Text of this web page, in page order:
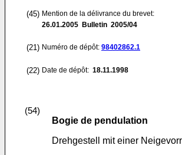
(45) Mention de la délivrance du brevet:
26.01.2005 Bulletin 2005/04
(21) Numéro de dépôt: 98402862.1
(22) Date de dépôt: 18.11.1998
(54)
Bogie de pendulation
Drehgestell mit einer